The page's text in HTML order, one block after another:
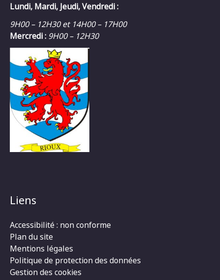
Lundi, Mardi, Jeudi, Vendredi :
9H00 – 12H30 et 14H00 – 17H00
Mercredi : 9H00 – 12H30
Liens
Accessibilité : non conforme
Plan du site
Mentions légales
Politique de protection des données
Gestion des cookies